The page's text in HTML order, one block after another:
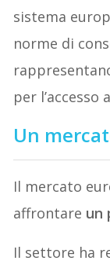
sistema
norme di
per l’accesso
Un
Il mercato
affrontare un
Il settore ha